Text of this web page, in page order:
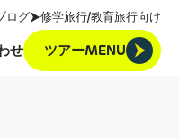
ログ 修学旅行/教育旅行向け
せ
ツアーMENU